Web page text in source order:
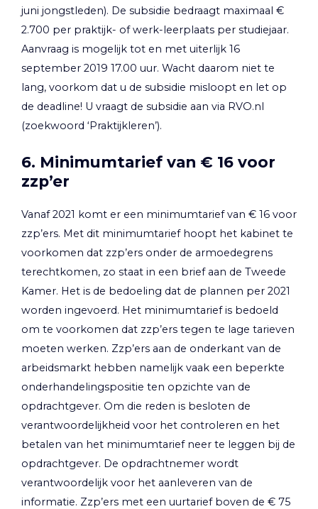
juni jongstleden). De subsidie bedraagt maximaal €
2.700 per praktijk- of werk-leerplaats per studiejaar.
Aanvraag is mogelijk tot en met uiterlijk 16
september 2019 17.00 uur. Wacht daarom niet te
lang, voorkom dat u de subsidie misloopt en let op
de deadline! U vraagt de subsidie aan via RVO.nl
(zoekwoord ‘Praktijkleren’).
6. Minimumtarief van € 16 voor
zzp’er
Vanaf 2021 komt er een minimumtarief van € 16 voor
zzp’ers. Met dit minimumtarief hoopt het kabinet te
voorkomen dat zzp’ers onder de armoedegrens
terechtkomen, zo staat in een brief aan de Tweede
Kamer. Het is de bedoeling dat de plannen per 2021
worden ingevoerd. Het minimumtarief is bedoeld
om te voorkomen dat zzp’ers tegen te lage tarieven
moeten werken. Zzp’ers aan de onderkant van de
arbeidsmarkt hebben namelijk vaak een beperkte
onderhandelingspositie ten opzichte van de
opdrachtgever. Om die reden is besloten de
verantwoordelijkheid voor het controleren en het
betalen van het minimumtarief neer te leggen bij de
opdrachtgever. De opdrachtnemer wordt
verantwoordelijk voor het aanleveren van de
informatie. Zzp’ers met een uurtarief boven de € 75